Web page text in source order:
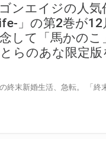
ンエイジの人気
」の第2巻が12
して「馬かのこ
らのあな限定版